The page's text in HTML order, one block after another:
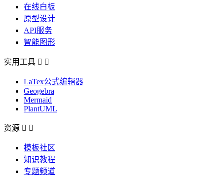
在线白板
原型设计
API服务
智能图形
实用工具  
LaTex公式编辑器
Geogebra
Mermaid
PlantUML
资源  
模板社区
知识教程
专题频道